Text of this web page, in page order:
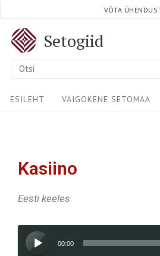
Setogiid
VÕTA
ESILEHT VÄIGOKENE SETOMAA
Kasiino
Eesti keeles
Audioesitaja
00:00